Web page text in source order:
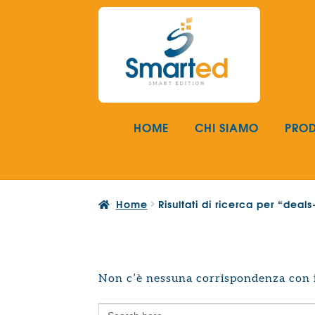
Vai
navigazione
Vai
HOME CHI SIAMO
Home Risultati di ricerca per
Non c’è nessuna corrispondenza
Search